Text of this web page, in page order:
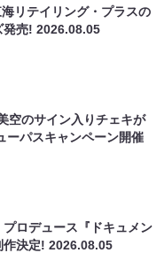
リテイリング・プラスの
発売!2026.08.05
空のサイン入りチェキが
ーパスキャンペーン開催
ロデュース『ドキュメン
作決定!2026.08.05